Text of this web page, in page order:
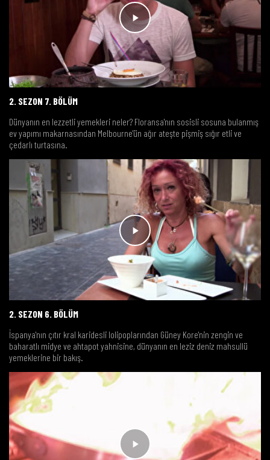
2. SEZON 7. BÖLÜM
Dünyanın en lezzetli yemekleri neler? Floransa'nın sosisli sosuna bulanmış
ev yapımı makarnasından Melbourne'ün ağır ateşte pişmiş sığır etli ve
çedarlı turtasına.
2. SEZON 6. BÖLÜM
İspanya'nın çıtır kral karidesli lolipoplarından Güney Kore'nin zengin ve
baharatlı midye ve ahtapot yahnisine, dünyanın en leziz deniz mahsullü
yemeklerine bir bakış.